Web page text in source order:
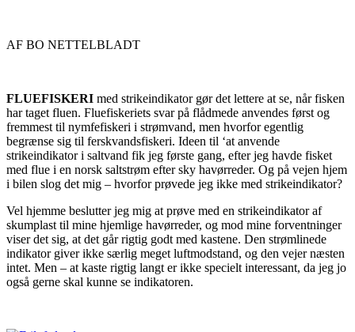
AF BO NETTELBLADT
FLUEFISKERI med strikeindikator gør det lettere at se, når fisken
har taget fluen. Fluefiskeriets svar på flådmede anvendes først og
fremmest til nymfefiskeri i strømvand, men hvorfor egentlig
begrænse sig til ferskvandsfiskeri. Ideen til ‘at anvende
strikeindikator i saltvand fik jeg første gang, efter jeg havde fisket
med flue i en norsk saltstrøm efter sky havørreder. Og på vejen hjem
i bilen slog det mig – hvorfor prøvede jeg ikke med strikeindikator?
Vel hjemme beslutter jeg mig at prøve med en strikeindikator af
skumplast til mine hjemlige havørreder, og mod mine forventninger
viser det sig, at det går rigtig godt med kastene. Den strømlinede
indikator giver ikke særlig meget luftmodstand, og den vejer næsten
intet. Men – at kaste rigtig langt er ikke specielt interessant, da jeg jo
også gerne skal kunne se indikatoren.